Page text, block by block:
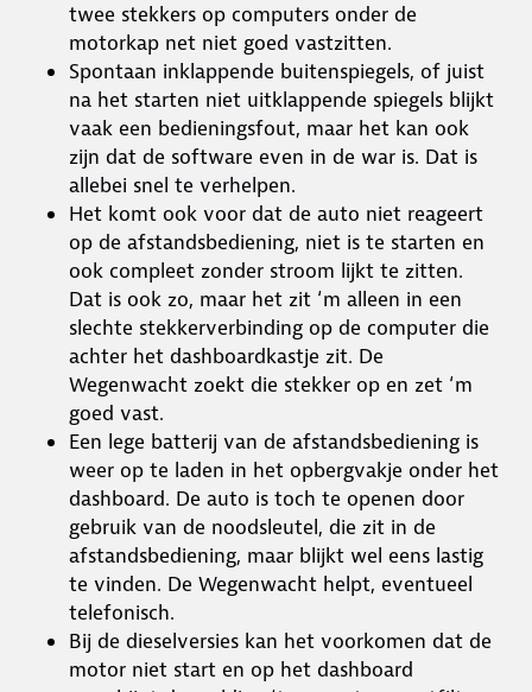
twee stekkers op computers onder de
motorkap net niet goed vastzitten.
Spontaan inklappende buitenspiegels, of juist
na het starten niet uitklappende spiegels blijkt
vaak een bedieningsfout, maar het kan ook
zijn dat de software even in de war is. Dat is
allebei snel te verhelpen.
Het komt ook voor dat de auto niet reageert
op de afstandsbediening, niet is te starten en
ook compleet zonder stroom lijkt te zitten.
Dat is ook zo, maar het zit ‘m alleen in een
slechte stekkerverbinding op de computer die
achter het dashboardkastje zit. De
Wegenwacht zoekt die stekker op en zet ‘m
goed vast.
Een lege batterij van de afstandsbediening is
weer op te laden in het opbergvakje onder het
dashboard. De auto is toch te openen door
gebruik van de noodsleutel, die zit in de
afstandsbediening, maar blijkt wel eens lastig
te vinden. De Wegenwacht helpt, eventueel
telefonisch.
Bij de dieselversies kan het voorkomen dat de
motor niet start en op het dashboard